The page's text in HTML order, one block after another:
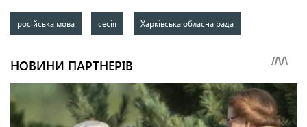
російська мова сесія Харківська обласна рада